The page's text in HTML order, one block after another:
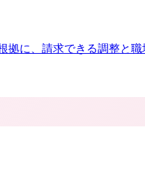
に、請求できる調整と職